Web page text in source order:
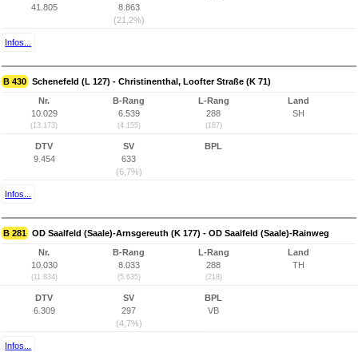
41.805
8.863
(21,2%)
Infos...
B 430 Schenefeld (L 127) - Christinenthal, Loofter Straße (K 71)
Nr.
10.029
(13.173)
B-Rang
6.539
(4.155)
L-Rang
288
(187)
Land
SH
DTV
9.454
SV
633
(6,7%)
BPL
Infos...
B 281 OD Saalfeld (Saale)-Arnsgereuth (K 177) - OD Saalfeld (Saale)-Rainweg
Nr.
10.030
(11.834)
B-Rang
8.033
(5.635)
L-Rang
288
(218)
Land
TH
DTV
6.309
SV
297
(4,7%)
BPL
VB
Infos...